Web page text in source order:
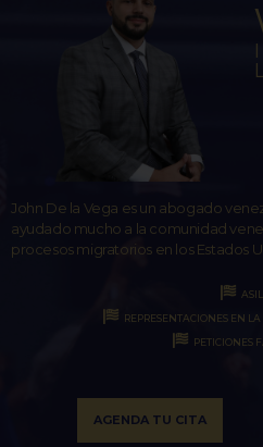
John De la Vega es un abogado
ayudado mucho a la comunidad
procesos migratorios en los Estados
REPRESENTACIONES EN
PETICIONES
AGENDA TU CITA